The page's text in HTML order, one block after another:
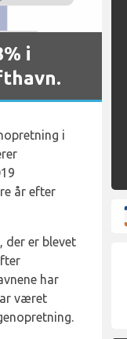
i
i
år efter
der er blevet
har
været